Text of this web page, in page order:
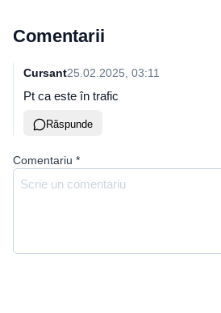
Comentarii
Cursant25.02.2025, 03:11
Pt ca este în trafic
Răspunde
Comentariu *